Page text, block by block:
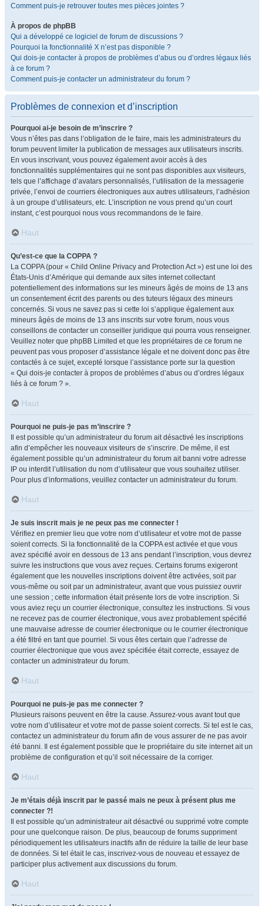
Comment puis-je retrouver toutes mes pièces jointes ?
À propos de phpBB
Qui a développé ce logiciel de forum de discussions ?
Pourquoi la fonctionnalité X n’est pas disponible ?
Qui dois-je contacter à propos de problèmes d’abus ou d’ordres légaux liés
à ce forum ?
Comment puis-je contacter un administrateur du forum ?
Problèmes de connexion et d’inscription
Pourquoi ai-je besoin de m’inscrire ?
Vous n’êtes pas dans l’obligation de le faire, mais les administrateurs du
forum peuvent limiter la publication de messages aux utilisateurs inscrits.
En vous inscrivant, vous pouvez également avoir accès à des
fonctionnalités supplémentaires qui ne sont pas disponibles aux visiteurs,
tels que l’affichage d’avatars personnalisés, l’utilisation de la messagerie
privée, l’envoi de courriers électroniques aux autres utilisateurs, l’adhésion
à un groupe d’utilisateurs, etc. L’inscription ne vous prend qu’un court
instant, c’est pourquoi nous vous recommandons de le faire.
Haut
Qu’est-ce que la COPPA ?
La COPPA (pour « Child Online Privacy and Protection Act ») est une loi des
États-Unis d’Amérique qui demande aux sites internet collectant
potentiellement des informations sur les mineurs âgés de moins de 13 ans
un consentement écrit des parents ou des tuteurs légaux des mineurs
concernés. Si vous ne savez pas si cette loi s’applique également aux
mineurs âgés de moins de 13 ans inscrits sur votre forum, nous vous
conseillons de contacter un conseiller juridique qui pourra vous renseigner.
Veuillez noter que phpBB Limited et que les propriétaires de ce forum ne
peuvent pas vous proposer d’assistance légale et ne doivent donc pas être
contactés à ce sujet, excepté lorsque l’assistance porte sur la question
« Qui dois-je contacter à propos de problèmes d’abus ou d’ordres légaux
liés à ce forum ? ».
Haut
Pourquoi ne puis-je pas m’inscrire ?
Il est possible qu’un administrateur du forum ait désactivé les inscriptions
afin d’empêcher les nouveaux visiteurs de s’inscrire. De même, il est
également possible qu’un administrateur du forum ait banni votre adresse
IP ou interdit l’utilisation du nom d’utilisateur que vous souhaitez utiliser.
Pour plus d’informations, veuillez contacter un administrateur du forum.
Haut
Je suis inscrit mais je ne peux pas me connecter !
Vérifiez en premier lieu que votre nom d’utilisateur et votre mot de passe
soient corrects. Si la fonctionnalité de la COPPA est activée et que vous
avez spécifié avoir en dessous de 13 ans pendant l’inscription, vous devrez
suivre les instructions que vous avez reçues. Certains forums exigeront
également que les nouvelles inscriptions doivent être activées, soit par
vous-même ou soit par un administrateur, avant que vous puissiez ouvrir
une session ; cette information était présente lors de votre inscription. Si
vous aviez reçu un courrier électronique, consultez les instructions. Si vous
ne recevez pas de courrier électronique, vous avez probablement spécifié
une mauvaise adresse de courrier électronique ou le courrier électronique
a été filtré en tant que pourriel. Si vous êtes certain que l’adresse de
courrier électronique que vous avez spécifiée était correcte, essayez de
contacter un administrateur du forum.
Haut
Pourquoi ne puis-je pas me connecter ?
Plusieurs raisons peuvent en être la cause. Assurez-vous avant tout que
votre nom d’utilisateur et votre mot de passe soient corrects. Si tel est le cas,
contactez un administrateur du forum afin de vous assurer de ne pas avoir
été banni. Il est également possible que le propriétaire du site internet ait un
problème de configuration et qu’il soit nécessaire de la corriger.
Haut
Je m’étais déjà inscrit par le passé mais ne peux à présent plus me
connecter ?!
Il est possible qu’un administrateur ait désactivé ou supprimé votre compte
pour une quelconque raison. De plus, beaucoup de forums suppriment
périodiquement les utilisateurs inactifs afin de réduire la taille de leur base
de données. Si tel était le cas, inscrivez-vous de nouveau et essayez de
participer plus activement aux discussions du forum.
Haut